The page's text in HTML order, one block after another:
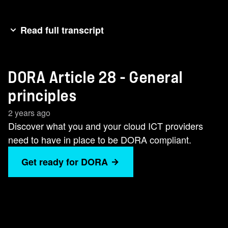
Read full transcript
ICT提供商， 而且还涵盖了第三方ICT提供商本
身。 现在、请将其视为您的云提供商。 它控制云
提供商的使用以及 使用云提供商的集中风险。 大
多数企业都在云中处理工作负载、 Dora表示、我
们必须能够将这些工作负载移 回内部或迁移到其
他云。 这些工作负载必须经过记录和测试、 我们
可以通过使用云卷来提供帮助。 云卷允许您将工
作负载置于 云中并将其恢复到现场、 或者将其移
DORA Article 28 - General
principles
2 years ago
Discover what you and your cloud ICT providers
need to have in place to be DORA compliant.
Get ready for DORA